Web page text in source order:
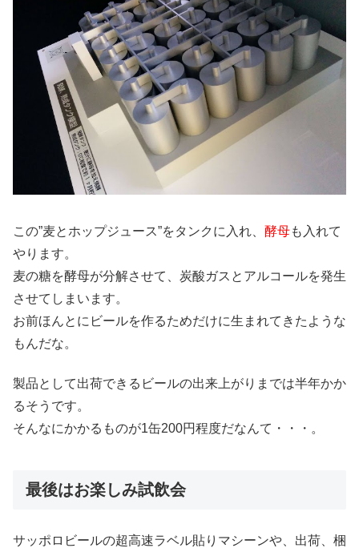
この”麦とホップジュース”をタンクに入れ、 酵母も入れて
やります。
麦の糖を酵母が分解させて、炭酸ガスとアルコールを発生
させてしまいます。
お前ほんとにビールを作るためだけに生まれてきたような
もんだな。
製品として出荷できるビールの出来上がりまでは半年かか
るそうです。
そんなにかかるものが1缶200円程度だなんて・・・。
最後はお楽しみ試飲会
サッポロビールの超高速ラベル貼りマシーンや、出荷、梱